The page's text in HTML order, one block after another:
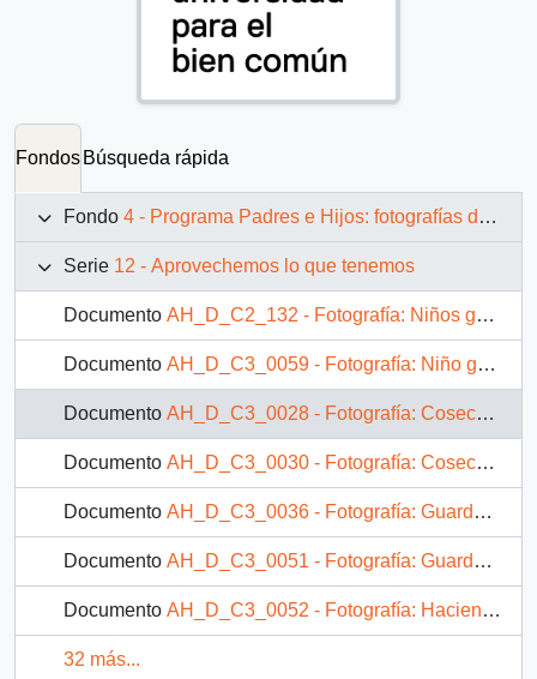
Fondos Búsqueda rápida
Fondo 4 - Programa Padres e Hijos: fotografías de Juan Maino
Serie 12 - Aprovechemos lo que tenemos
Documento AH_D_C2_132 - Fotografía: Niños guardando ajos
Documento AH_D_C3_0059 - Fotografía: Niño guardando ajos
Documento AH_D_C3_0028 - Fotografía: Cosechando abas
Documento AH_D_C3_0030 - Fotografía: Cosechando abas
Documento AH_D_C3_0036 - Fotografía: Guardando abas en una caja
Documento AH_D_C3_0051 - Fotografía: Guardando lechugas en una caja
Documento AH_D_C3_0052 - Fotografía: Haciendo un surco
32 más...